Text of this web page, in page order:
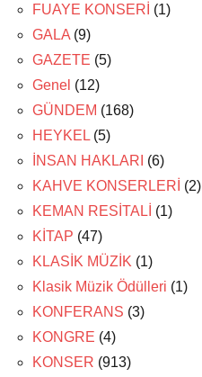
FUAYE KONSERİ (1)
GALA (9)
GAZETE (5)
Genel (12)
GÜNDEM (168)
HEYKEL (5)
İNSAN HAKLARI (6)
KAHVE KONSERLERİ (2)
KEMAN RESİTALİ (1)
KİTAP (47)
KLASİK MÜZİK (1)
Klasik Müzik Ödülleri (1)
KONFERANS (3)
KONGRE (4)
KONSER (913)